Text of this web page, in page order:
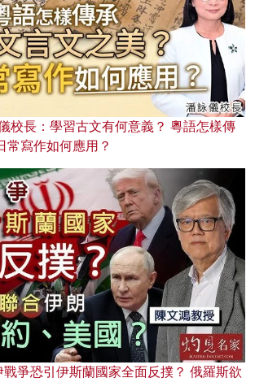
校長：學習古文有何意義？ 粵語怎樣傳
常寫作如何應用？
爭恐引伊斯蘭國家全面反撲？ 俄羅斯欲